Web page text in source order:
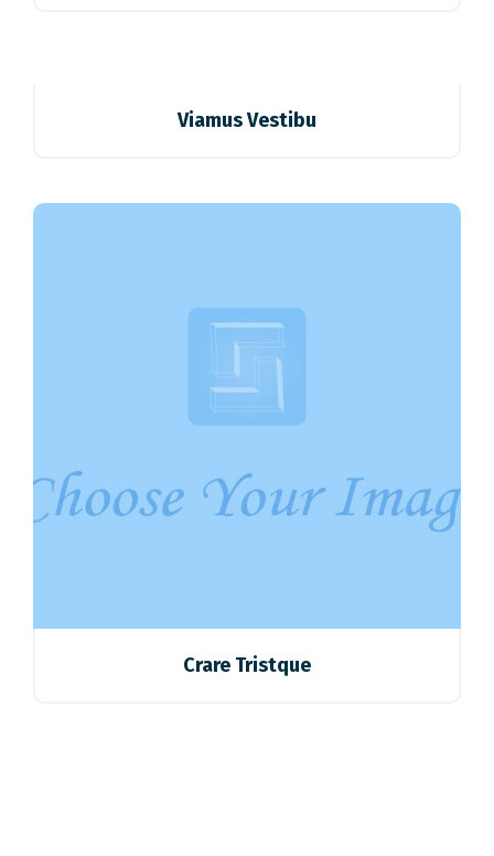
Viamus Vestibu
Crare Tristque